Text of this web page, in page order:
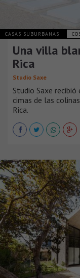
CASAS SUBURBANAS
Una villa
Rica
Studio Saxe
Studio Saxe
cimas de las
Rica.